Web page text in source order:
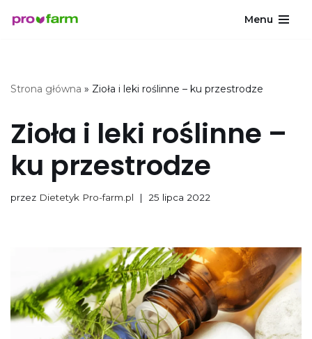
Menu
Strona główna » Zioła i leki roślinne – ku przestrodze
Zioła i leki roślinne –
ku przestrodze
przez Dietetyk Pro-farm.pl 25 lipca 2022